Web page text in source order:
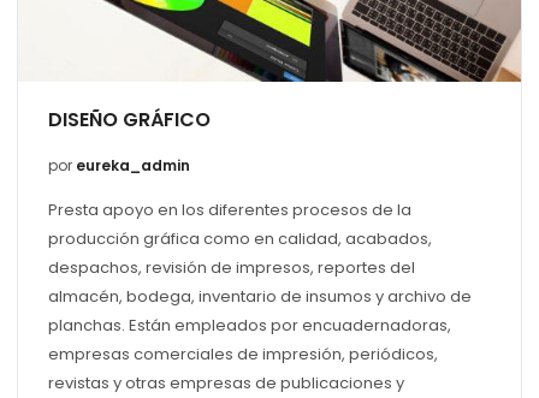
DISEÑO GRÁFICO
por eureka_admin
Presta apoyo en los diferentes procesos de la
producción gráfica como en calidad, acabados,
despachos, revisión de impresos, reportes del
almacén, bodega, inventario de insumos y archivo de
planchas. Están empleados por encuadernadoras,
empresas comerciales de impresión, periódicos,
revistas y otras empresas de publicaciones y